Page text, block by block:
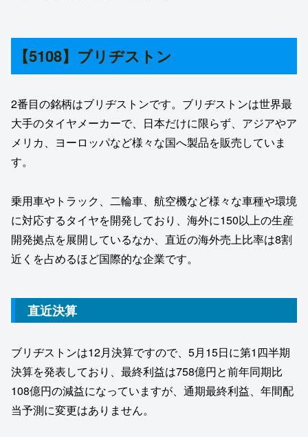
【5108】ブリヂストン
2番目の銘柄はブリヂストンです。ブリヂストンは世界最
大手のタイヤメーカーで、日本だけに限らず、アジアやア
メリカ、ヨーロッパなど様々な国へ製品を販売していま
す。
乗用車やトラック、二輪車、航空機など様々な車種や環境
に対応するタイヤを開発しており、海外に150以上の生産
開発拠点を展開しているなか、直近の海外売上比率は8割
近くを占めるほど国際的な企業です。
直近決算
ブリヂストンは12月決算ですので、5月15日に第1四半期
決算を発表しており、最終利益は758億円と前年同期比
108億円の減益になっていますが、通期最終利益、年間配
当予測に変更はありません。